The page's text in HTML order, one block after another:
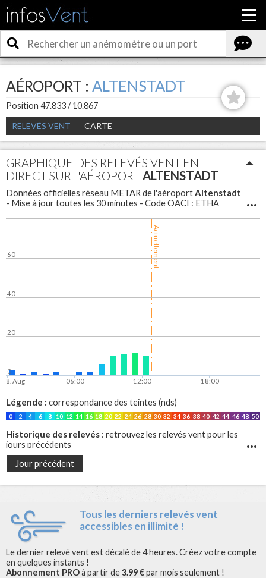
AÉROPORT : ALTENSTADT
Position 47.833 / 10.867
RELEVÉS VENT
CARTE
GRAPHIQUE DES RELEVÉS VENT EN
DIRECT SUR L'AÉROPORTALTENSTADT
Données officielles réseau METAR de l'aéroportAltenstadt
- Mise à jour toutes les 30 minutes - Code OACI : ETHA
Actuellement
8. Aug 06:00 12:00 18:00
0
20
40
60
Légende : correspondance des teintes (nds)
0 2 4 6 8 10 12 14 16 18 20 22 24 26 28 30 32 34 36 38 40 42 44 46 48 50
Historique des relevés : retrouvez les relevés vent pour les
jours précédents
Jour précédent
Tous les derniers relevés vent
accessibles en illimité !
Le dernier relevé vent est décalé de 4 heures. Créez votre compte
en quelques instants !
Abonnement PROà partir de3.99 €par mois seulement !